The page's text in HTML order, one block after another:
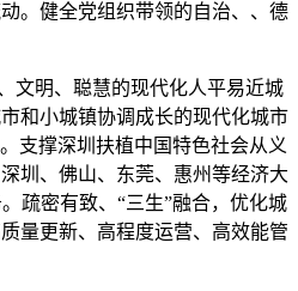
。健全党组织带领的自治、、德
文明、聪慧的现代化人平易近城
和小城镇协调成长的现代化城市
支撑深圳扶植中国特色社会从义
圳、佛山、东莞、惠州等经济大
疏密有致、“三生”融合，优化城
量更新、高程度运营、高效能管